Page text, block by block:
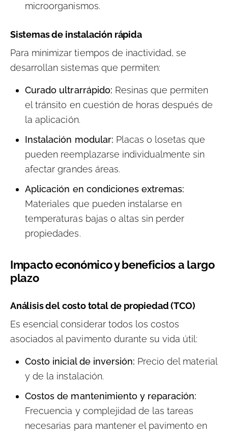
microorganismos.
Sistemas de instalación rápida
Para minimizar tiempos de inactividad, se
desarrollan sistemas que permiten:
Curado ultrarrápido: Resinas que permiten
el tránsito en cuestión de horas después de
la aplicación.
Instalación modular: Placas o losetas que
pueden reemplazarse individualmente sin
afectar grandes áreas.
Aplicación en condiciones extremas:
Materiales que pueden instalarse en
temperaturas bajas o altas sin perder
propiedades.
Impacto económico y beneficios a largo
plazo
Análisis del costo total de propiedad (TCO)
Es esencial considerar todos los costos
asociados al pavimento durante su vida útil:
Costo inicial de inversión: Precio del material
y de la instalación.
Costos de mantenimiento y reparación:
Frecuencia y complejidad de las tareas
necesarias para mantener el pavimento en